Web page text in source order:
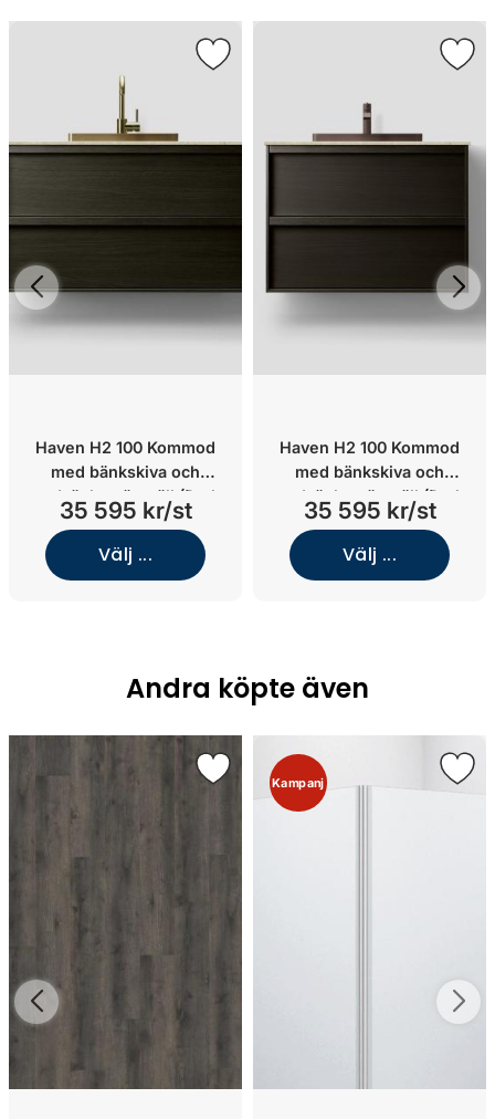
Haven H2 100 Kommod
med bänkskiva och
nedsänkt tvättställ (Dark
Wood/Kolmården
Light/Mässing)
35 595 kr/st
Välj ...
Haven H2 100 Kommod
med bänkskiva och
nedsänkt tvättställ (Dark
Wood/Kolmården
Light/Brons)
35 595 kr/st
Välj ...
Andra köpte även
Kampanj